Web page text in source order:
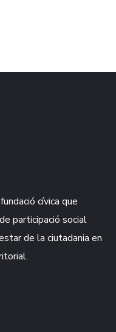
cívica que
participació social
de la ciutadania en